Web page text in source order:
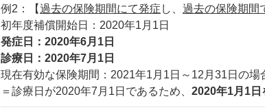
例2：【過去の保険期間にて発症 し、 過去の保険期間
初年度補償開始日：2020年1月1日
発症日：2020年6月1日
診療日：2020年7月1日
現在有効な保険期間：2021年1月1日～12月31日の場
＝診療日が2020年7月1日であるため、 2020年1月1日